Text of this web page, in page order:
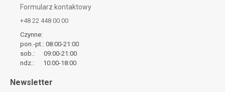
Formularz kontaktowy
+48 22 448 00 00
Czynne:
pon.-pt.: 08:00-21:00
sob.: 09:00-21:00
ndz.: 10:00-18:00
Newsletter